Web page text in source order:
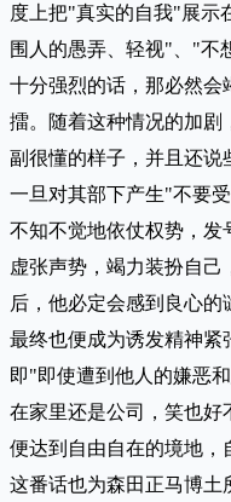
度上把"真实的自我"展示
围人的愚弄、轻视"、"不
十分强烈的话，那必然会
擂。随着这种情况的加剧
副很懂的样子，并且还说
一旦对其部下产生"不要
不知不觉地依仗权势，发
虚张声势，竭力装扮自
后，他必定会感到良心的
最终也便成为诱发精神紧
即"即使遭到他人的嫌恶
在家里还是公司，笑也好
便达到自由自在的境地，
这番话也为森田正马博土